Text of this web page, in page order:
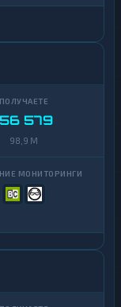
579
98,9 M